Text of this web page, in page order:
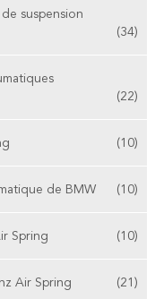
suspension
(34)
(22)
(10)
de BMW (10)
Spring (10)
Air Spring (21)